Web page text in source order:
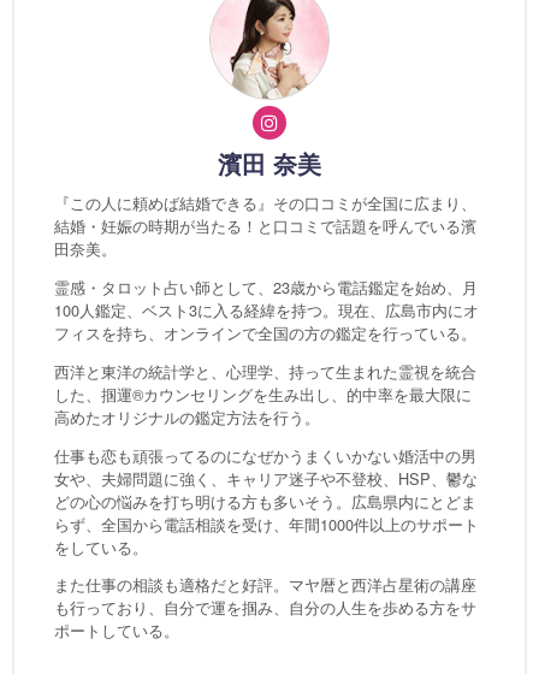
濱田 奈美
『この人に頼めば結婚できる』その口コミが全国に広まり、
結婚・妊娠の時期が当たる！と口コミで話題を呼んでいる濱
田奈美。
霊感・タロット占い師として、23歳から電話鑑定を始め、月
100人鑑定、ベスト3に入る経緯を持つ。現在、広島市内にオ
フィスを持ち、オンラインで全国の方の鑑定を行っている。
西洋と東洋の統計学と、心理学、持って生まれた霊視を統合
した、掴運®カウンセリングを生み出し、的中率を最大限に
高めたオリジナルの鑑定方法を行う。
仕事も恋も頑張ってるのになぜかうまくいかない婚活中の男
女や、夫婦問題に強く、キャリア迷子や不登校、HSP、鬱な
どの心の悩みを打ち明ける方も多いそう。広島県内にとどま
らず、全国から電話相談を受け、年間1000件以上のサポート
をしている。
また仕事の相談も適格だと好評。マヤ暦と西洋占星術の講座
も行っており、自分で運を掴み、自分の人生を歩める方をサ
ポートしている。